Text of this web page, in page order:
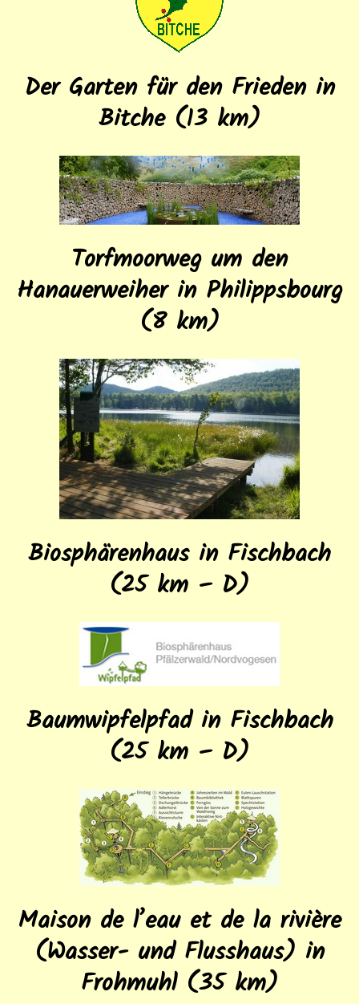
Der Garten für den Frieden in
Bitche (13 km)
Torfmoorweg um den
Hanauerweiher in Philippsbourg
(8 km)
Biosphärenhaus in Fischbach
(25 km – D)
Baumwipfelpfad in Fischbach
(25 km – D)
Maison de l’eau et de la rivière
(Wasser- und Flusshaus) in
Frohmuhl (35 km)